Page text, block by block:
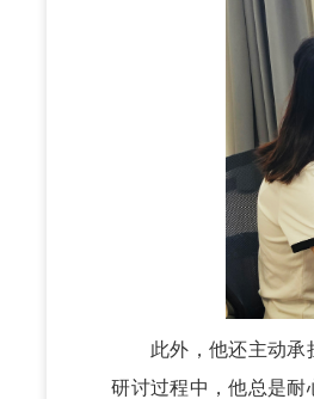
此外，他还主动承担
研讨过程中，他总是耐